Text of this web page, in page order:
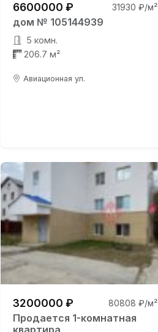
6600000 ₽ 31930 ₽/м²
дом № 105144939
5 комн.
206.7 м²
Авиационная ул.
3200000 ₽ 80808 ₽/м²
Продается 1-комнатная
квартира